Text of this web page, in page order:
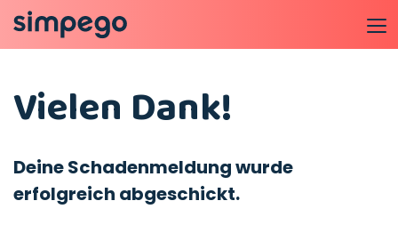
Vielen Dank!
Deine Schadenmeldung wurde
erfolgreich abgeschickt.